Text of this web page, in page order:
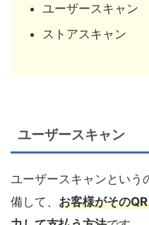
ユーザースキャン
ストアスキャン
ユーザースキャン
ユーザースキャンという
備して、 お客様がそのQR